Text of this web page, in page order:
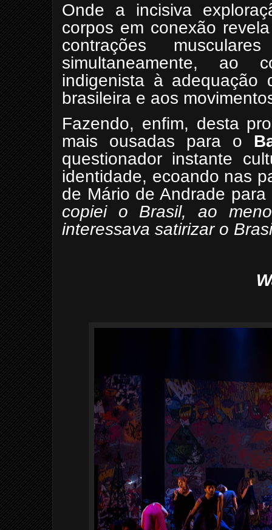
Onde a incisiva
corpos em conexão
contrações
simultaneamente, ao
indigenista à adequação
brasileira e aos
Fazendo, enfim, desta
mais ousadas para o
questionador instante
identidade, ecoando nas
de Mário de Andrade
copiei o Brasil, ao
interessava satirizar o